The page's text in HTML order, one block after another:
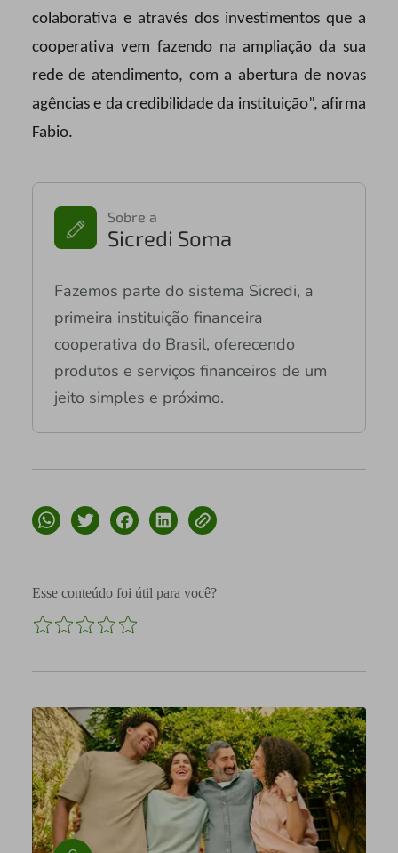
colaborativa e através dos investimentos que a
cooperativa vem fazendo na ampliação da sua
rede de atendimento, com a abertura de novas
agências e da credibilidade da instituição”, afirma
Fabio.
Sobre a
Sicredi Soma
Fazemos parte do sistema Sicredi, a
primeira instituição financeira
cooperativa do Brasil, oferecendo
produtos e serviços financeiros de um
jeito simples e próximo.
Esse conteúdo foi útil para você?